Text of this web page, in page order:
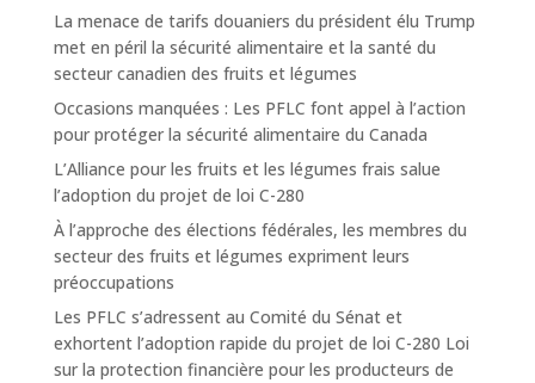
La menace de tarifs douaniers du président élu Trump
met en péril la sécurité alimentaire et la santé du
secteur canadien des fruits et légumes
Occasions manquées : Les PFLC font appel à l’action
pour protéger la sécurité alimentaire du Canada
L’Alliance pour les fruits et les légumes frais salue
l’adoption du projet de loi C-280
À l’approche des élections fédérales, les membres du
secteur des fruits et légumes expriment leurs
préoccupations
Les PFLC s’adressent au Comité du Sénat et
exhortent l’adoption rapide du projet de loi C-280 Loi
sur la protection financière pour les producteurs de